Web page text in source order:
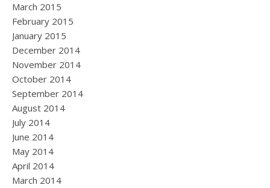
March 2015
February 2015
January 2015
December 2014
November 2014
October 2014
September 2014
August 2014
July 2014
June 2014
May 2014
April 2014
March 2014